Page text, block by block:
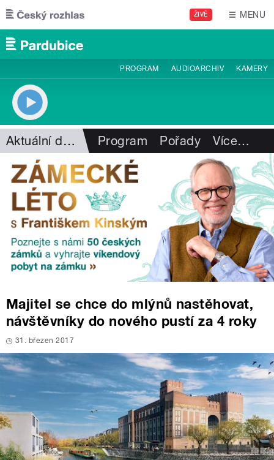
Přejít k hlavnímu obsahu
ŽIVĚ MENU
PROGRAM AUDIOARCHIV KAMERY
Aktuální dění Program Pořady Více…
Majitel se chce do mlýnů nastěhovat,
návštěvníky do nového pustí za 4 roky
31. březen 2017